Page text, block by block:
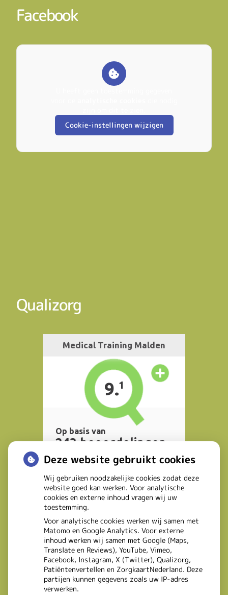
Facebook
Cookie-instellingen wijzigen
Qualizorg
Deze website gebruikt cookies
Wij gebruiken noodzakelijke cookies zodat deze
website goed kan werken. Voor analytische
cookies en externe inhoud vragen wij uw
toestemming.
Voor analytische cookies werken wij samen met
Matomo en Google Analytics. Voor externe
inhoud werken wij samen met Google (Maps,
Translate en Reviews), YouTube, Vimeo,
Facebook, Instagram, X (Twitter), Qualizorg,
Patiëntenvertellen en ZorgkaartNederland. Deze
partijen kunnen gegevens zoals uw IP-adres
verwerken.